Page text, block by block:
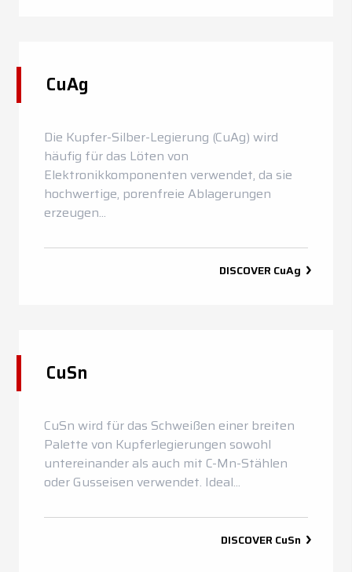
CuAg
Die Kupfer-Silber-Legierung (CuAg) wird
häufig für das Löten von
Elektronikkomponenten verwendet, da sie
hochwertige, porenfreie Ablagerungen
erzeugen...
DISCOVER CuAg
CuSn
CuSn wird für das Schweißen einer breiten
Palette von Kupferlegierungen sowohl
untereinander als auch mit C-Mn-Stählen
oder Gusseisen verwendet. Ideal...
DISCOVER CuSn